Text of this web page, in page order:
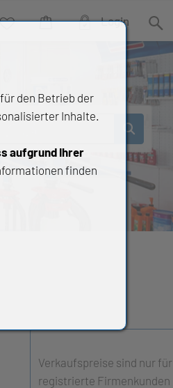
Warenkorb Login Suche
Verkaufspreise sind nur für
registrierte Firmenkunden
den Betrieb der
Inhalte.
aufgrund Ihrer
finden